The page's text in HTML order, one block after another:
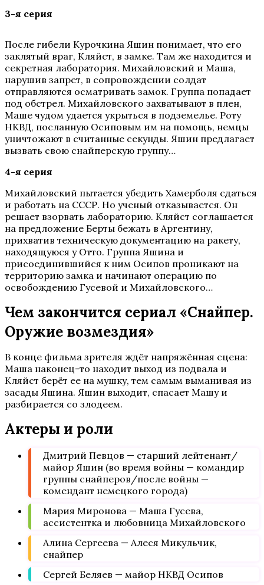
3-я серия
После гибели Курочкина Яшин понимает, что его
заклятый враг, Кляйст, в замке. Там же находится и
секретная лаборатория. Михайловский и Маша,
нарушив запрет, в сопровождении солдат
отправляются осматривать замок. Группа попадает
под обстрел. Михайловского захватывают в плен,
Маше чудом удается укрыться в подземелье. Роту
НКВД, посланную Осиповым им на помощь, немцы
уничтожают в считанные секунды. Яшин предлагает
вызвать свою снайперскую группу…
4-я серия
Михайловский пытается убедить Хамерболя сдаться
и работать на СССР. Но ученый отказывается. Он
решает взорвать лабораторию. Кляйст соглашается
на предложение Берты бежать в Аргентину,
прихватив техническую документацию на ракету,
находящуюся у Отто. Группа Яшина и
присоединившийся к ним Осипов проникают на
территорию замка и начинают операцию по
освобождению Гусевой и Михайловского…
Чем закончится сериал «Снайпер.
Оружие возмездия»
В конце фильма зрителя ждёт напряжённая сцена:
Маша наконец-то находит выход из подвала и
Кляйст берёт ее на мушку, тем самым выманивая из
засады Яшина. Яшин выходит, спасает Машу и
разбирается со злодеем.
Актеры и роли
Дмитрий Певцов — старший лейтенант/
майор Яшин (во время войны — командир
группы снайперов/после войны —
комендант немецкого города)
Мария Миронова — Маша Гусева,
ассистентка и любовница Михайловского
Алина Сергеева — Алеся Микульчик,
снайпер
Сергей Беляев — майор НКВД Осипов